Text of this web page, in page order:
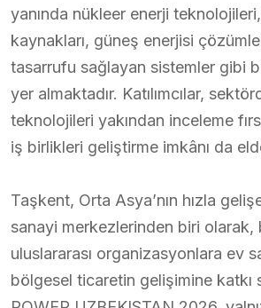
yanında nükleer enerji
kaynakları, güneş enerjisi
tasarrufu sağlayan sistemler gibi
yer almaktadır. Katılımcılar,
teknolojileri yakından inceleme
iş birlikleri geliştirme imkânı da
Taşkent, Orta Asya’nın hızla
sanayi merkezlerinden biri olarak,
uluslararası organizasyonlara ev
bölgesel ticaretin gelişimine katkı